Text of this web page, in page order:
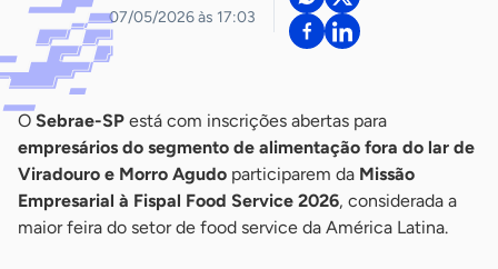
07/05/2026 às 17:03
O Sebrae-SP está com inscrições abertas para
empresários do segmento de alimentação fora do lar de
Viradouro e Morro Agudo participarem da Missão
Empresarial à Fispal Food Service 2026, considerada a
maior feira do setor de food service da América Latina.